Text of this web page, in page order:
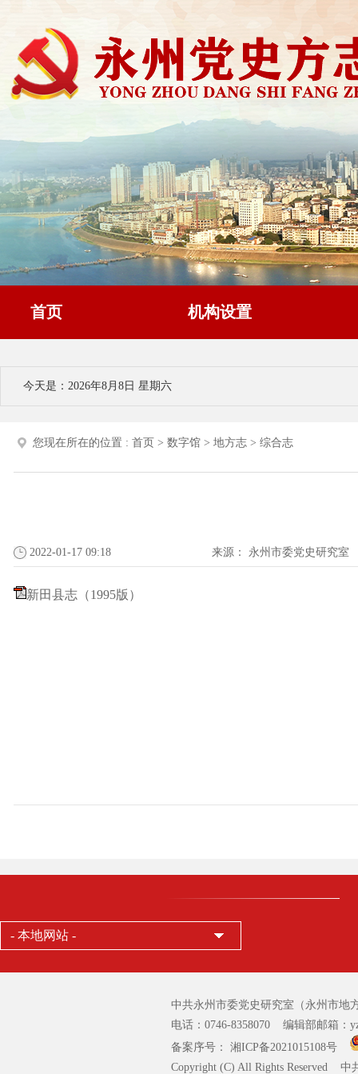
首页 机构设置
今天是：2026年8月8日 星期六
您现在所在的位置 : 首页 > 数字馆 > 地方志 > 综合志
2022-01-17 09:18 来源： 永州市委党史研究室
新田县志（1995版）
- 本地网站 -
中共永州市委党史研究室（永州市地
电话：0746-8358070 编辑部邮箱：
备案序号： 湘ICP备2021015108号
Copyright (C) All Rights Reserved